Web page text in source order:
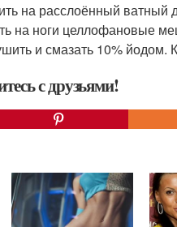
на расслоённый ватный
на ноги целлофановые
и смазать 10% йодом.
с друзьями!